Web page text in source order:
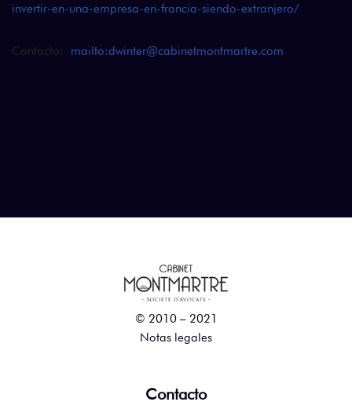
invertir-en-una-empresa-en-francia-siendo-extranjero/
Contacto: mailto:dwinter@cabinetmontmartre.com
© 2010 – 2021
Notas legales
Contacto